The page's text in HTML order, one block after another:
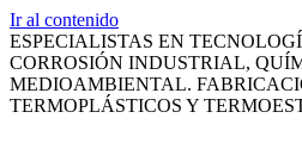
Ir al contenido
ESPECIALISTAS EN
CORROSIÓN INDUSTRIAL,
MEDIOAMBIENTAL.
TERMOPLÁSTICOS Y